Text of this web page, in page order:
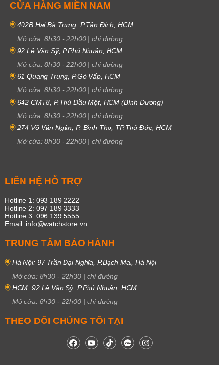
CỬA HÀNG MIỀN NAM
402B Hai Bà Trưng, P.Tân Định, HCM
Mở cửa: 8h30 - 22h00 | chỉ đường
92 Lê Văn Sỹ, P.Phú Nhuận, HCM
Mở cửa: 8h30 - 22h00 | chỉ đường
61 Quang Trung, P.Gò Vấp, HCM
Mở cửa: 8h30 - 22h00 | chỉ đường
642 CMT8, P.Thủ Dầu Một, HCM (Bình Dương)
Mở cửa: 8h30 - 22h00 | chỉ đường
274 Võ Văn Ngân, P. Bình Thọ, TP.Thủ Đức, HCM
Mở cửa: 8h30 - 22h00 | chỉ đường
LIÊN HỆ HỖ TRỢ
Hotline 1: 093 189 2222
Hotline 2: 097 189 3333
Hotline 3: 096 139 5555
Email: info@watchstore.vn
TRUNG TÂM BẢO HÀNH
Hà Nội: 97 Trần Đại Nghĩa, P.Bạch Mai, Hà Nội
Mở cửa: 8h30 - 22h30 | chỉ đường
HCM: 92 Lê Văn Sỹ, P.Phú Nhuận, HCM
Mở cửa: 8h30 - 22h00 | chỉ đường
THEO DÕI CHÚNG TÔI TẠI